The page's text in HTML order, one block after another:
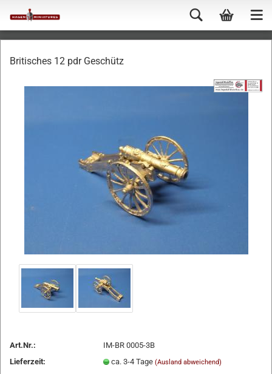
Britisches 12 pdr Geschütz
Art.Nr.:
IM-BR 0005-3B
Lieferzeit:
ca. 3-4 Tage (Ausland abweichend)